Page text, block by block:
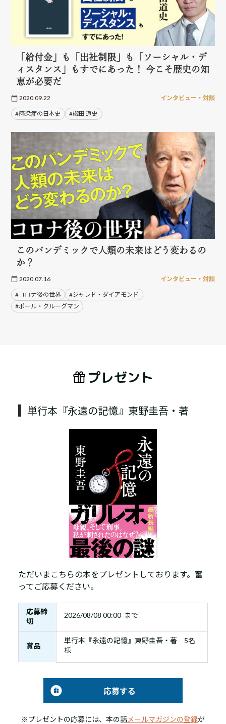
「給付金」も「出社制限」も「ソーシャル・デ
ィスタンス」もすでにあった！ 今こそ歴史の知
恵が必要だ
2020.09.22 インタビュー・対談
#感染症の日本史 #磯田 道史
このパンデミックで人類の未来はどう変わるの
か？
2020.07.16 インタビュー・対談
#コロナ後の世界
#ジャレド・ダイアモンド
#ポール・クルーグマン
プレゼント
単行本『永遠の記憶』東野圭吾・著
ただいまこちらの本をプレゼントしております。奮
ってご応募ください。
応募締
切
2026/08/08 00:00 まで
賞品
単行本『永遠の記憶』東野圭吾・著 5名
様
応募する
※プレゼントの応募には、本の話メールマガジンの登録が